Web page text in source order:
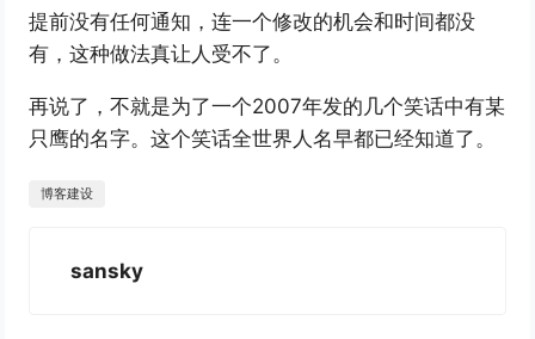
提前没有任何通知，连一个修改的机会和时间都没
有，这种做法真让人受不了。
再说了，不就是为了一个2007年发的几个笑话中有某
只鹰的名字。这个笑话全世界人名早都已经知道了。
博客建设
sansky